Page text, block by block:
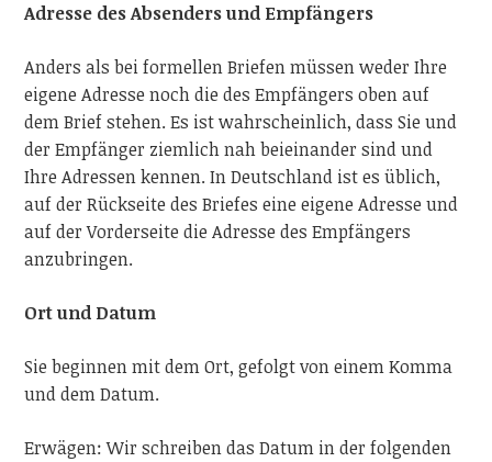
Adresse des Absenders und Empfängers
Anders als bei formellen Briefen müssen weder Ihre
eigene Adresse noch die des Empfängers oben auf
dem Brief stehen. Es ist wahrscheinlich, dass Sie und
der Empfänger ziemlich nah beieinander sind und
Ihre Adressen kennen. In Deutschland ist es üblich,
auf der Rückseite des Briefes eine eigene Adresse und
auf der Vorderseite die Adresse des Empfängers
anzubringen.
Ort und Datum
Sie beginnen mit dem Ort, gefolgt von einem Komma
und dem Datum.
Erwägen: Wir schreiben das Datum in der folgenden